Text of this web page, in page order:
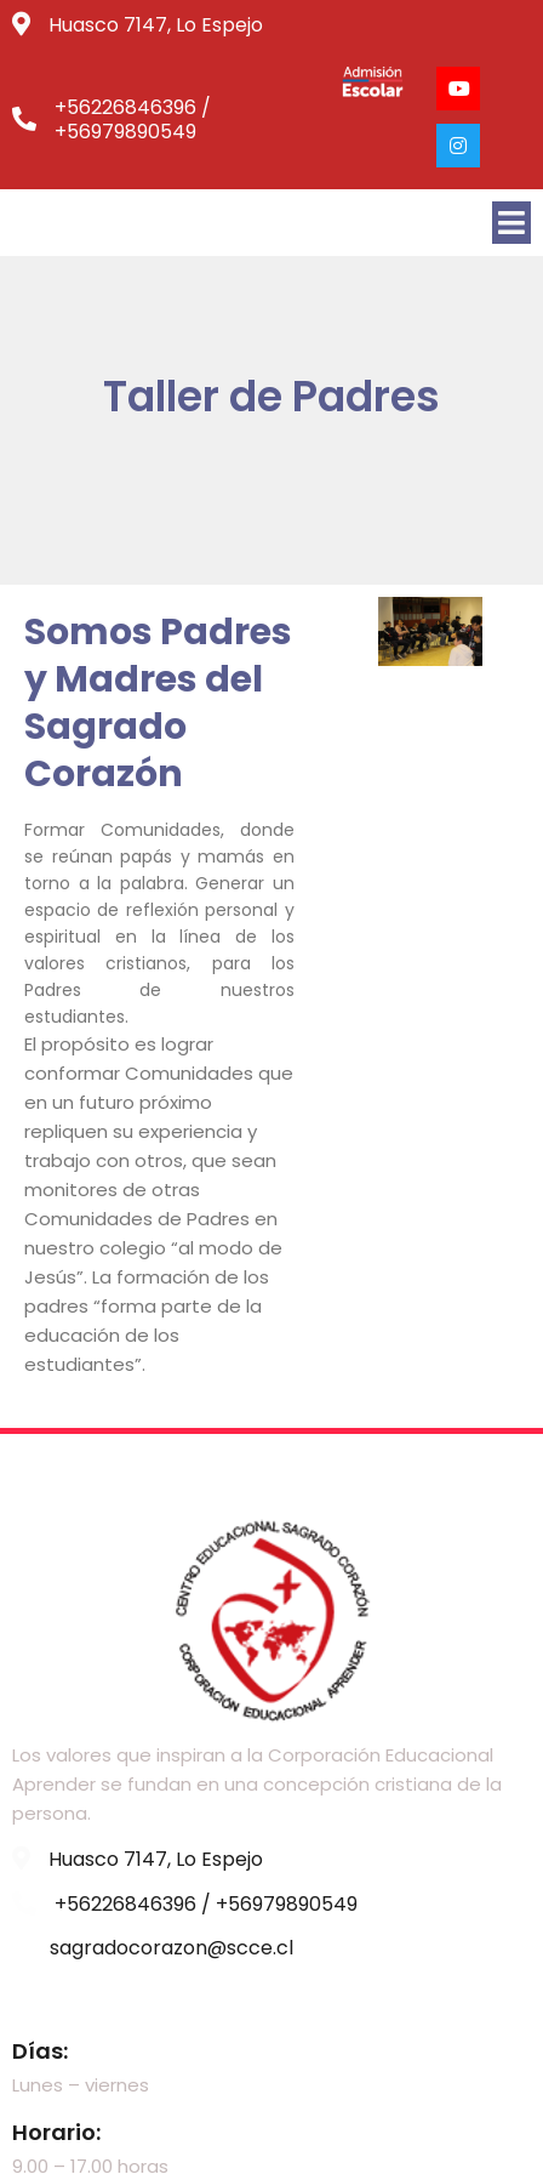
Huasco 7147, Lo Espejo
+56226846396 /
+56979890549
Taller de Padres
Somos Padres
y Madres del
Sagrado
Corazón
Formar Comunidades, donde
se reúnan papás y mamás en
torno a la palabra. Generar un
espacio de reflexión personal y
espiritual en la línea de los
valores cristianos, para los
Padres de nuestros
estudiantes.
El propósito es lograr
conformar Comunidades que
en un futuro próximo
repliquen su experiencia y
trabajo con otros, que sean
monitores de otras
Comunidades de Padres en
nuestro colegio “al modo de
Jesús”. La formación de los
padres “forma parte de la
educación de los
estudiantes”.
Los valores que inspiran a la Corporación Educacional
Aprender se fundan en una concepción cristiana de la
persona.
Huasco 7147, Lo Espejo
+56226846396 / +56979890549
sagradocorazon@scce.cl
Días:
Lunes – viernes
Horario:
9.00 – 17.00 horas